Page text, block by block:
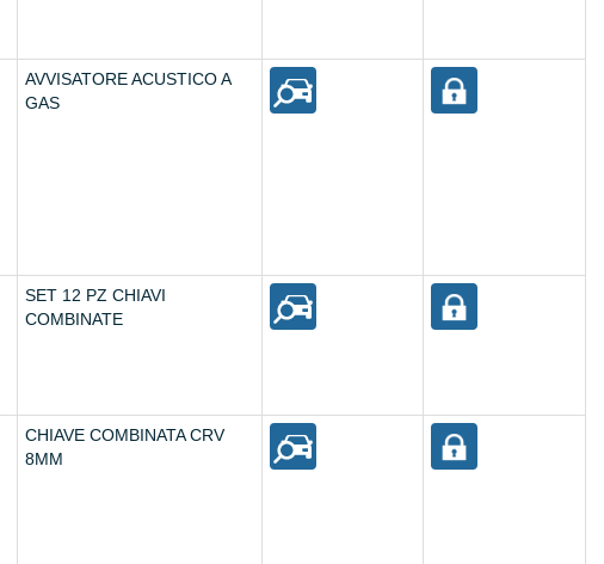
AVVISATORE ACUSTICO A
GAS
SET 12 PZ CHIAVI
COMBINATE
CHIAVE COMBINATA CRV
8MM